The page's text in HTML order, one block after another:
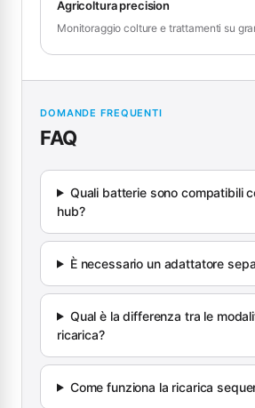
Agricoltura precision
Monitoraggio colture e trattamenti su
DOMANDE FREQUENTI
FAQ
Quali batterie sono compatibili
hub?
È necessario un adattatore
Qual è la differenza tra le
ricarica?
Come funziona la ricarica